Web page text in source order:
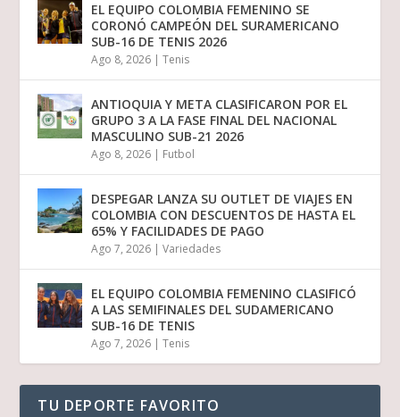
EL EQUIPO COLOMBIA FEMENINO SE
CORONÓ CAMPEÓN DEL SURAMERICANO
SUB-16 DE TENIS 2026
Ago 8, 2026 |Tenis
ANTIOQUIA Y META CLASIFICARON POR EL
GRUPO 3 A LA FASE FINAL DEL NACIONAL
MASCULINO SUB-21 2026
Ago 8, 2026 | Futbol
DESPEGAR LANZA SU OUTLET DE VIAJES EN
COLOMBIA CON DESCUENTOS DE HASTA EL
65% Y FACILIDADES DE PAGO
Ago 7, 2026 |Variedades
EL EQUIPO COLOMBIA FEMENINO CLASIFICÓ
A LAS SEMIFINALES DEL SUDAMERICANO
SUB-16 DE TENIS
Ago 7, 2026 |Tenis
TU DEPORTE FAVORITO